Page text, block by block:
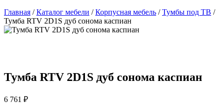
Главная /Каталог мебели /Корпусная мебель /Тумбы под ТВ /
Тумба RTV 2D1S дуб сонома каспиан
Тумба RTV 2D1S дуб сонома каспиан
6 761 ₽